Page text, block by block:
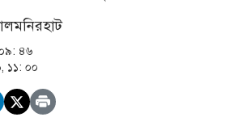
৪৬
১১: ০০